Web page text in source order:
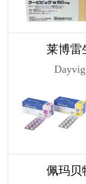
莱博雷
Dayvig
佩玛贝